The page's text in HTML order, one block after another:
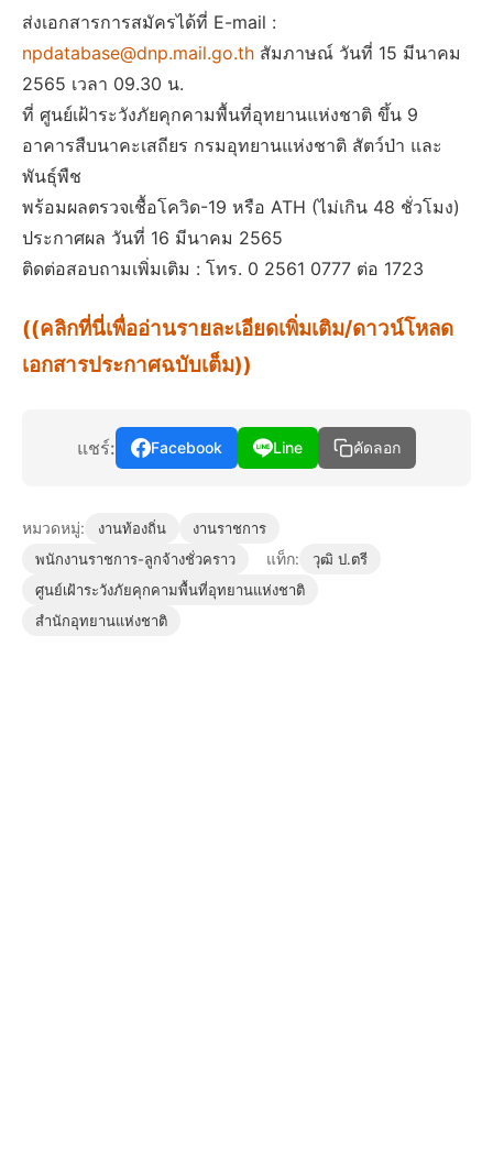
ส่งเอกสารการสมัครได้ที่ E-mail :
npdatabase@dnp.mail.go.th สัมภาษณ์ วันที่ 15 มีนาคม
2565 เวลา 09.30 น.
ที่ ศูนย์เฝ้าระวังภัยคุกคามพื้นที่อุทยานแห่งชาติ ขึ้น 9
อาคารสืบนาคะเสถียร กรมอุทยานแห่งชาติ สัตว์ป่า และ
พันธุ์พืช
พร้อมผลตรวจเชื้อโควิด-19 หรือ ATH (ไม่เกิน 48 ชั่วโมง)
ประกาศผล วันที่ 16 มีนาคม 2565
ติดต่อสอบถามเพิ่มเติม : โทร. 0 2561 0777 ต่อ 1723
((คลิกที่นี่เพื่ออ่านรายละเอียดเพิ่มเติม/ดาวน์โหลด
เอกสารประกาศฉบับเต็ม))
แชร์: Facebook Line คัดลอก
หมวดหมู่: งานท้องถิ่น
งานราชการ
พนักงานราชการ-ลูกจ้างชั่วคราว
แท็ก:
วุฒิ ป.ตรี
ศูนย์เฝ้าระวังภัยคุกคามพื้นที่อุทยานแห่งชาติ
สำนักอุทยานแห่งชาติ